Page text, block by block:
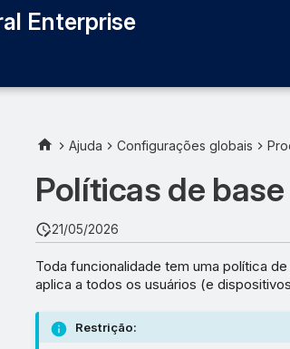
Enterprise
Ajuda Configurações globais
Políticas de base
21/05/2026
Toda funcionalidade tem uma política
aplica a todos os usuários (e
Restrição: